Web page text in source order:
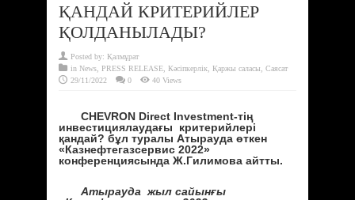
ҚАНДАЙ КРИТЕРИЙЛЕР
ҚОЛДАНЫЛАДЫ?
Posted by: Қалмұрат
in News PRESS RELEASE Кәсіпкерлік Қаржы саласы
Саясат
29/11/2022
0 40 Views
CHEVRON Direct Investment-тің
инвестициялаудағы критерийлері
қандай? бұл туралы Атырауда өткен
«Казнефтегазсервис 2022»
конференциясында Ж.Гилимова айтты.
Атырауда жыл сайынғы